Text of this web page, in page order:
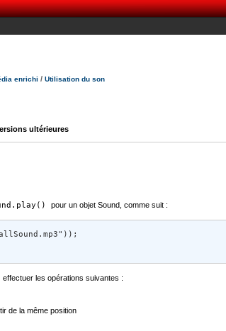
enrichi / Utilisation du son
ultérieures
pour un objet Sound, comme suit :
effectuer les opérations suivantes :
de la même position